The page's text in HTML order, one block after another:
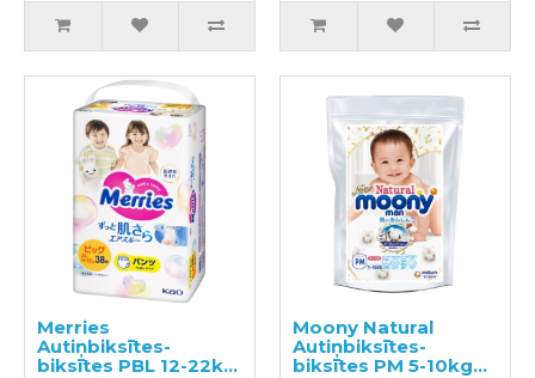
Merries
Autiņbiksītes-
biksītes PBL 12-22kg
Moony Natural
Autiņbiksītes-
biksītes PM 5-10kg